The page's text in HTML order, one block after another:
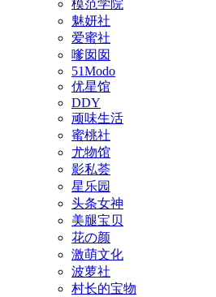
模范学院
魅妍社
爱蜜社
嗲囡囡
51Modo
优星馆
DDY
顽味生活
蜜桃社
尤物馆
影私荟
星乐园
头条女神
美腿宝贝
花の颜
激萌文化
波萝社
村长的宝物